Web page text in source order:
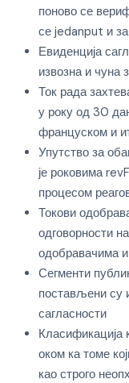
поново се
се jedanput и
Евиденција
извозна и чуна
Ток рада
у року од 30
француском и
Упутство за
је роковима
процесом
Токови
одговорности
одобравачима
Сегменти
постављени су
сагласности
Класификација
оком ка томе
као строго